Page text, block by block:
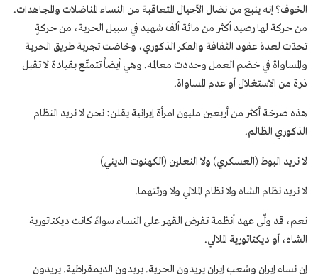
الخوف؟ إنه ينبع من نضال الأجيال المتعاقبة من النساء المناضلات والمجاهدات.
من حرکة لها رصید أکثر من مائة ألف شهید في سبیل الحریة، من حركةٍ
تحدّت لعدة عقود الثقافة والفكر الذكوري، وخاضت تجربة طريق الحرية
والمساواة في خضم العمل وحددت معالمه. وهي أيضاً تتمتّع بقيادة لا تقبل
ذرة من الاستغلال أو عدم المساواة.
هذه صرخة أكثر من أربعين مليون امرأة إيرانية يقلن: نحن لا نريد النظام
الذكوري الظالم.
لا نريد البوط (العسكري) ولا النعلين (الكهنوت الديني)
لا نريد نظام الشاه ولا نظام الملالي ولا ورثتهما.
نعم، قد ولّی عهد أنظمة تفرض القهر علی النساء سواءً كانت ديكتاتورية
الشاه، أو ديكتاتورية الملالي.
إن نساء إيران وشعب إيران يريدون الحرية. يريدون الديمقراطية. يريدون